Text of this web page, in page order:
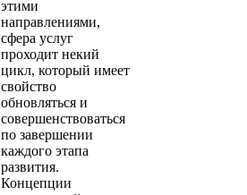
этими
направлениями,
сфера услуг
проходит некий
цикл, который имеет
свойство
обновляться и
совершенствоваться
по завершении
каждого этапа
развития.
Концепции